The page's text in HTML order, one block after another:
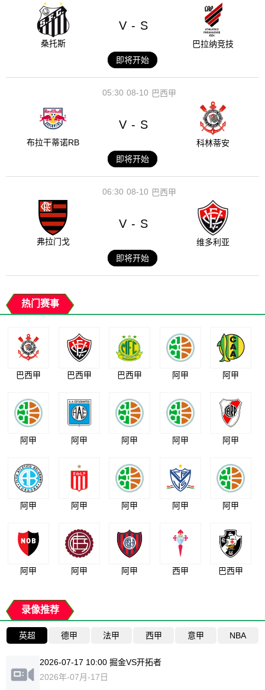
桑托斯
V - S
巴拉纳竞技
即将开始
08-10
05:30 巴西甲
布拉干蒂诺RB
V - S
科林蒂安
即将开始
08-10
06:30 巴西甲
弗拉门戈
V - S
维多利亚
即将开始
热门赛事
巴西甲 巴西甲 巴西甲 阿甲 阿甲
阿甲 阿甲 阿甲 阿甲 阿甲
阿甲 阿甲 阿甲 阿甲 阿甲
阿甲 阿甲 阿甲 西甲 巴西甲
录像推荐
英超 德甲 法甲 西甲 意甲 NBA
2026-07-17 10:00 掘金VS开拓者
2026年-07月-17日